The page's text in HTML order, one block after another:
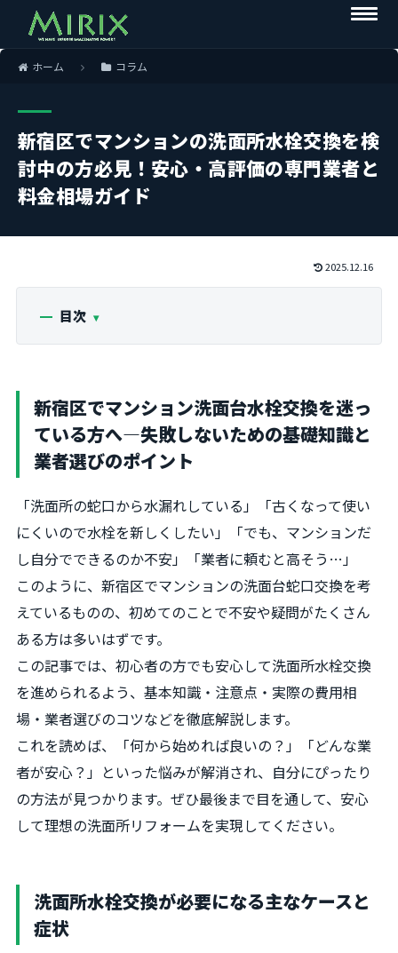
ホーム コラム
新宿区でマンションの洗面所水栓交換を検
討中の方必見！安心・高評価の専門業者と
料金相場ガイド
2025.12.16
目次
新宿区でマンション洗面台水栓交換を迷っ
ている方へ―失敗しないための基礎知識と
業者選びのポイント
「洗面所の蛇口から水漏れしている」「古くなって使い
にくいので水栓を新しくしたい」「でも、マンションだ
し自分でできるのか不安」「業者に頼むと高そう…」
このように、新宿区でマンションの洗面台蛇口交換を考
えているものの、初めてのことで不安や疑問がたくさん
ある方は多いはずです。
この記事では、初心者の方でも安心して洗面所水栓交換
を進められるよう、基本知識・注意点・実際の費用相
場・業者選びのコツなどを徹底解説します。
これを読めば、「何から始めれば良いの？」「どんな業
者が安心？」といった悩みが解消され、自分にぴったり
の方法が見つかります。ぜひ最後まで目を通して、安心
して理想の洗面所リフォームを実現してください。
洗面所水栓交換が必要になる主なケースと
症状